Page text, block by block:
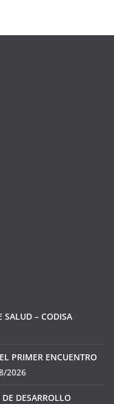
SALUD – CODISA
PRIMER ENCUENTRO
2026
DESARROLLO